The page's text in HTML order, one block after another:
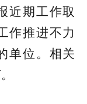
近期工作取
作推进不力
单位。相关